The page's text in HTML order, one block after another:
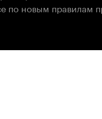
по новым правилам